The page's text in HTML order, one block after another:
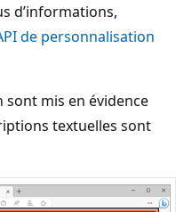
d’informations,
de personnalisation
sont mis en évidence
textuelles sont